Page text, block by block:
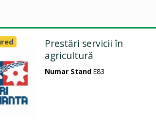
Prestări servicii în
agricultură
Numar Stand E83